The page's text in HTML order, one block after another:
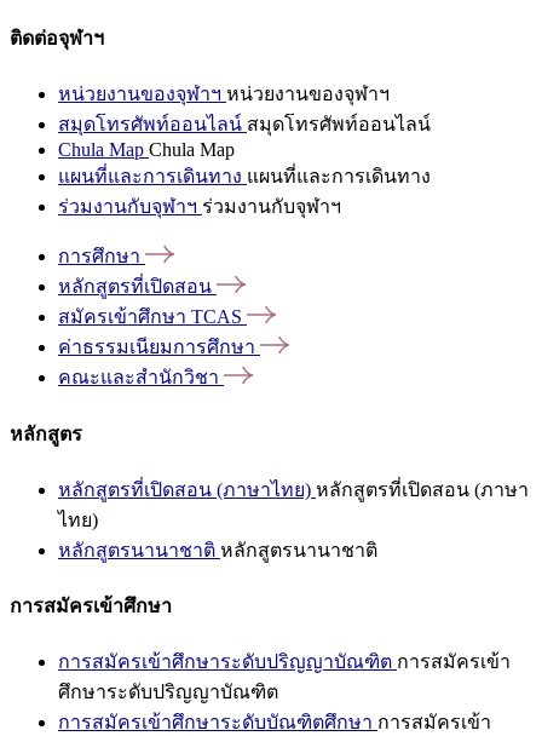
ติดต่อจุฬาฯ
หน่วยงานของจุฬาฯ หน่วยงานของจุฬาฯ
สมุดโทรศัพท์ออนไลน์ สมุดโทรศัพท์ออนไลน์
Chula Map Chula Map
แผนที่และการเดินทาง แผนที่และการเดินทาง
ร่วมงานกับจุฬาฯ ร่วมงานกับจุฬาฯ
การศึกษา
หลักสูตรที่เปิดสอน
สมัครเข้าศึกษา TCAS
ค่าธรรมเนียมการศึกษา
คณะและสำนักวิชา
หลักสูตร
หลักสูตรที่เปิดสอน (ภาษาไทย) หลักสูตรที่เปิดสอน (ภาษา
ไทย)
หลักสูตรนานาชาติ หลักสูตรนานาชาติ
การสมัครเข้าศึกษา
การสมัครเข้าศึกษาระดับปริญญาบัณฑิต การสมัครเข้า
ศึกษาระดับปริญญาบัณฑิต
การสมัครเข้าศึกษาระดับบัณฑิตศึกษา การสมัครเข้า